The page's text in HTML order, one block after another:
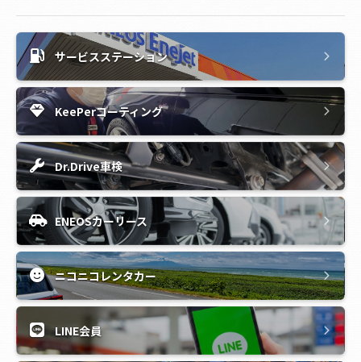
サービスステーション
KeePerコーティング
Dr.Drive車検
ENEOSカーリース
ニコニコレンタカー
LINE会員